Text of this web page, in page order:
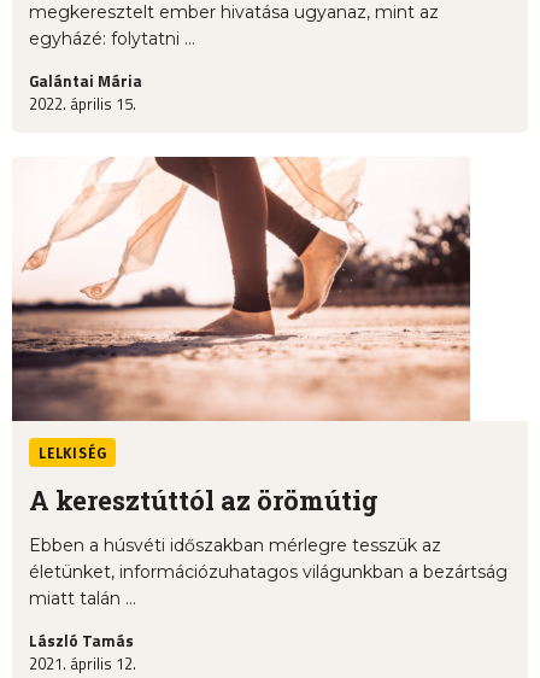
megkeresztelt ember hivatása ugyanaz, mint az
egyházé: folytatni ...
Galántai Mária
2022. április 15.
LELKISÉG
A keresztúttól az örömútig
Ebben a húsvéti időszakban mérlegre tesszük az
életünket, információzuhatagos világunkban a bezártság
miatt talán ...
László Tamás
2021. április 12.